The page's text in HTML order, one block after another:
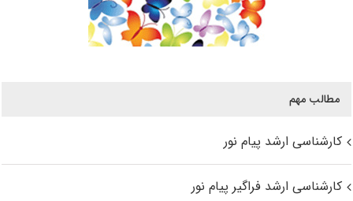
مطالب مهم
کارشناسی ارشد پیام نور
کارشناسی ارشد فراگیر پیام نور